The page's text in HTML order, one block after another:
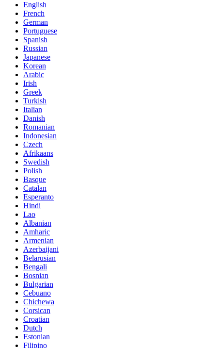
English
French
German
Portuguese
Spanish
Russian
Japanese
Korean
Arabic
Irish
Greek
Turkish
Italian
Danish
Romanian
Indonesian
Czech
Afrikaans
Swedish
Polish
Basque
Catalan
Esperanto
Hindi
Lao
Albanian
Amharic
Armenian
Azerbaijani
Belarusian
Bengali
Bosnian
Bulgarian
Cebuano
Chichewa
Corsican
Croatian
Dutch
Estonian
Filipino